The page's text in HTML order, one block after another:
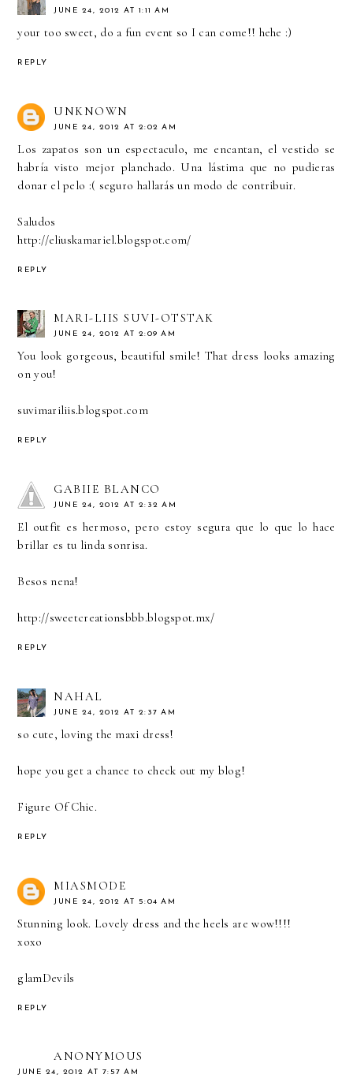
JUNE 24, 2012 AT 1:11 AM
your too sweet, do a fun event so I can come!! hehe :)
REPLY
UNKNOWN
JUNE 24, 2012 AT 2:02 AM
Los zapatos son un espectaculo, me encantan, el vestido se
habría visto mejor planchado. Una lástima que no pudieras
donar el pelo :( seguro hallarás un modo de contribuir.
Saludos
http://eliuskamariel.blogspot.com/
REPLY
MARI-LIIS SUVI-OTSTAK
JUNE 24, 2012 AT 2:09 AM
You look gorgeous, beautiful smile! That dress looks amazing
on you!
suvimariliis.blogspot.com
REPLY
GABIIE BLANCO
JUNE 24, 2012 AT 2:32 AM
El outfit es hermoso, pero estoy segura que lo que lo hace
brillar es tu linda sonrisa.
Besos nena!
http://sweetcreationsbbb.blogspot.mx/
REPLY
NAHAL
JUNE 24, 2012 AT 2:37 AM
so cute, loving the maxi dress!
hope you get a chance to check out my blog!
Figure Of Chic.
REPLY
MIASMODE
JUNE 24, 2012 AT 5:04 AM
Stunning look. Lovely dress and the heels are wow!!!!
xoxo
glamDevils
REPLY
ANONYMOUS
JUNE 24, 2012 AT 7:57 AM